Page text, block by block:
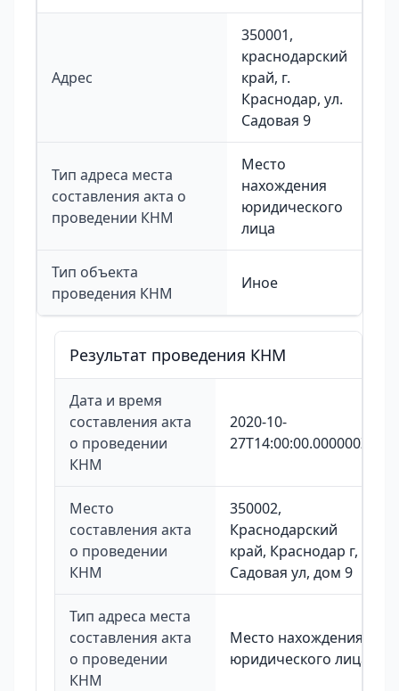
Адрес
350001,
краснодарский
край, г.
Краснодар, ул.
Садовая 9
Тип адреса места
составления акта о
проведении КНМ
Место
нахождения
юридического
лица
Тип объекта
проведения КНМ
Иное
Результат проведения КНМ
Дата и время
составления акта
о проведении
КНМ
2020-10-
27T14:00:00.000000Z
Место
составления акта
о проведении
КНМ
350002,
Краснодарский
край, Краснодар г,
Садовая ул, дом 9
Тип адреса места
составления акта
о проведении
КНМ
Место нахождения
юридического лица